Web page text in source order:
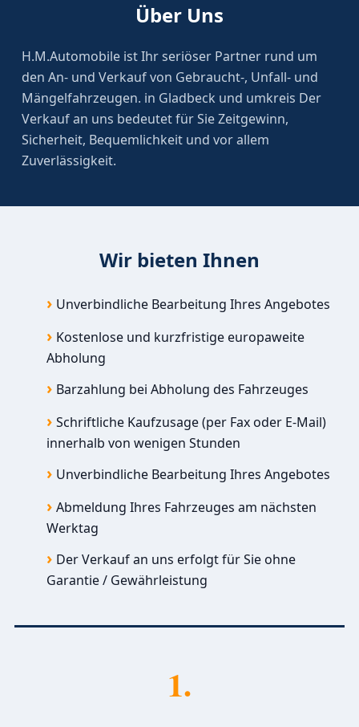
Über Uns
H.M.Automobile ist Ihr seriöser Partner rund um
den An- und Verkauf von Gebraucht-, Unfall- und
Mängelfahrzeugen. in Gladbeck und umkreis Der
Verkauf an uns bedeutet für Sie Zeitgewinn,
Sicherheit, Bequemlichkeit und vor allem
Zuverlässigkeit.
Wir bieten Ihnen
Unverbindliche Bearbeitung Ihres Angebotes
Kostenlose und kurzfristige europaweite
Abholung
Barzahlung bei Abholung des Fahrzeuges
Schriftliche Kaufzusage (per Fax oder E-Mail)
innerhalb von wenigen Stunden
Unverbindliche Bearbeitung Ihres Angebotes
Abmeldung Ihres Fahrzeuges am nächsten
Werktag
Der Verkauf an uns erfolgt für Sie ohne
Garantie / Gewährleistung
1.